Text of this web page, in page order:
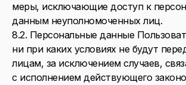
меры, исключающие доступ к
данным неуполномоченных лиц.
8.2. Персональные данные
ни при каких условиях не будут
лицам, за исключением случаев,
с исполнением действующего